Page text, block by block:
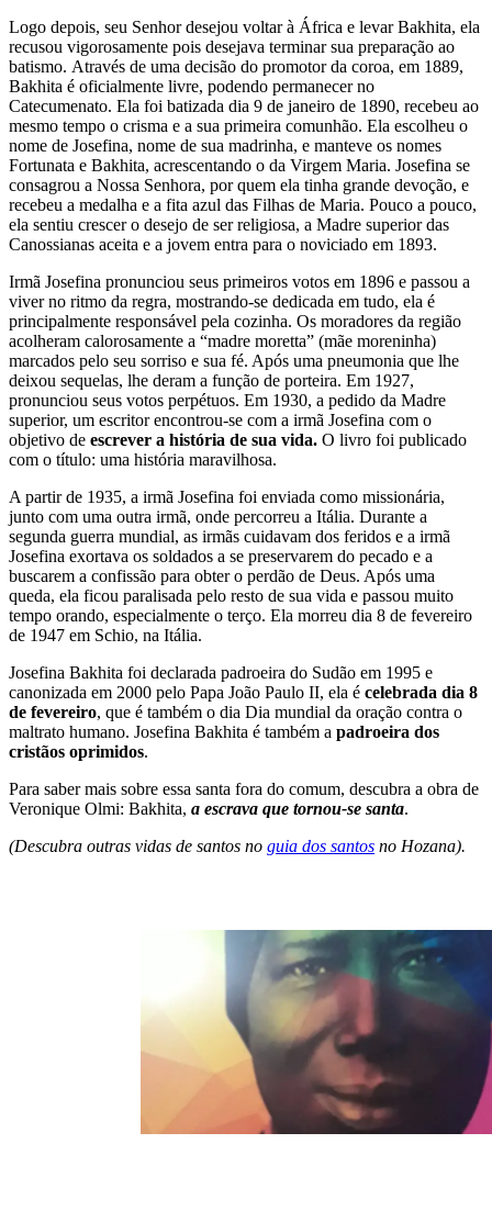
Logo depois, seu Senhor desejou voltar à África e levar Bakhita, ela
recusou vigorosamente pois desejava terminar sua preparação ao
batismo. Através de uma decisão do promotor da coroa, em 1889,
Bakhita é oficialmente livre, podendo permanecer no
Catecumenato. Ela foi batizada dia 9 de janeiro de 1890, recebeu ao
mesmo tempo o crisma e a sua primeira comunhão. Ela escolheu o
nome de Josefina, nome de sua madrinha, e manteve os nomes
Fortunata e Bakhita, acrescentando o da Virgem Maria. Josefina se
consagrou a Nossa Senhora, por quem ela tinha grande devoção, e
recebeu a medalha e a fita azul das Filhas de Maria. Pouco a pouco,
ela sentiu crescer o desejo de ser religiosa, a Madre superior das
Canossianas aceita e a jovem entra para o noviciado em 1893.
Irmã Josefina pronunciou seus primeiros votos em 1896 e passou a
viver no ritmo da regra, mostrando-se dedicada em tudo, ela é
principalmente responsável pela cozinha. Os moradores da região
acolheram calorosamente a “madre moretta” (mãe moreninha)
marcados pelo seu sorriso e sua fé. Após uma pneumonia que lhe
deixou sequelas, lhe deram a função de porteira. Em 1927,
pronunciou seus votos perpétuos. Em 1930, a pedido da Madre
superior, um escritor encontrou-se com a irmã Josefina com o
objetivo de escrever a história de sua vida. O livro foi publicado
com o título: uma história maravilhosa.
A partir de 1935, a irmã Josefina foi enviada como missionária,
junto com uma outra irmã, onde percorreu a Itália. Durante a
segunda guerra mundial, as irmãs cuidavam dos feridos e a irmã
Josefina exortava os soldados a se preservarem do pecado e a
buscarem a confissão para obter o perdão de Deus. Após uma
queda, ela ficou paralisada pelo resto de sua vida e passou muito
tempo orando, especialmente o terço. Ela morreu dia 8 de fevereiro
de 1947 em Schio, na Itália.
Josefina Bakhita foi declarada padroeira do Sudão em 1995 e
canonizada em 2000 pelo Papa João Paulo II, ela é celebrada dia 8
de fevereiro, que é também o dia Dia mundial da oração contra o
maltrato humano. Josefina Bakhita é também a padroeira dos
cristãos oprimidos.
Para saber mais sobre essa santa fora do comum, descubra a obra de
Veronique Olmi: Bakhita, a escrava que tornou-se santa.
(Descubra outras vidas de santos no guia dos santos no Hozana).